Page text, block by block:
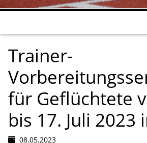
Trainer-
für Geflüchtete
bis 17. Juli 2023
08.05.2023